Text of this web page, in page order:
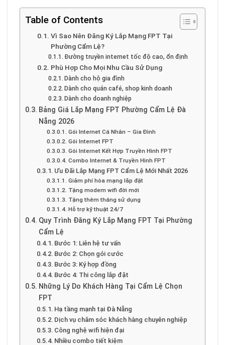
Table of Contents
Vì Sao Nên Đăng Ký Lắp Mạng FPT Tại
Phường Cẩm Lệ?
Đường truyền internet tốc độ cao, ổn định
Phù Hợp Cho Mọi Nhu Cầu Sử Dụng
Dành cho hộ gia đình
Dành cho quán café, shop kinh doanh
Dành cho doanh nghiệp
Bảng Giá Lắp Mạng FPT Phường Cẩm Lệ Đà
Nẵng 2026
Gói Internet Cá Nhân – Gia Đình
Gói Internet FPT
Gói Internet Kết Hợp Truyền Hình FPT
Combo Internet & Truyền Hình FPT
Ưu Đãi Lắp Mạng FPT Cẩm Lệ Mới Nhất 2026
Giảm phí hòa mạng lắp đặt
Tặng modem wifi đời mới
Tặng thêm tháng sử dụng
Hỗ trợ kỹ thuật 24/7
Quy Trình Đăng Ký Lắp Mạng FPT Tại Phường
Cẩm Lệ
Bước 1: Liên hệ tư vấn
Bước 2: Chọn gói cước
Bước 3: Ký hợp đồng
Bước 4: Thi công lắp đặt
Những Lý Do Khách Hàng Tại Cẩm Lệ Chọn
FPT
Hạ tầng mạnh tại Đà Nẵng
Dịch vụ chăm sóc khách hàng chuyên nghiệp
Công nghệ wifi hiện đại
Nhiều combo tiết kiệm